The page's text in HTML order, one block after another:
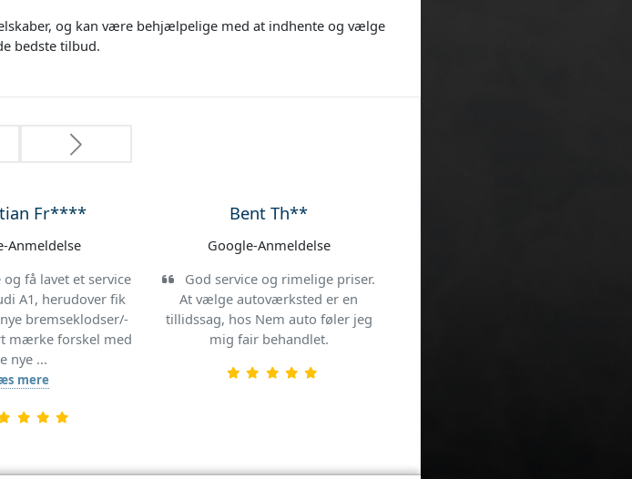
og kan være behjælpelige med at indhente og vælge
bedste tilbud.
Next
Fra***
Anmeldelse
Nem Auto.
skade blev lavet til
og slange fik gratis
bil aflevere vaske
indvendig flot
stjerne.
Bent Kr**
Google-Anmeldelse
Et sted jeg fremover vil benytte
God stemning mellem kunder og
Med arbejder, fornuftig pris,